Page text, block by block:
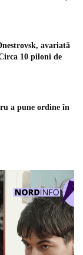
avariată
10 piloni de
a pune ordine în